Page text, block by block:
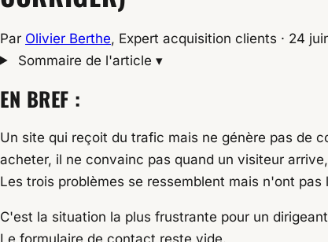
/
Pourquoi mon site ne génère pas de clients ? 3
Par Olivier Berthe, Expert acquisition clients · 24
Sommaire de l'article▾
EN BREF :
Un site qui reçoit du trafic mais ne génère pas de
acheter, il ne convainc pas quand un visiteur
Les trois problèmes se ressemblent mais n'ont pas
C'est la situation la plus frustrante pour un
Le formulaire de contact reste vide.